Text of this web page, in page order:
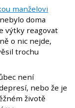
manželovi
doma
výtky reagovat
o nic nejde,
trochu
není
nebo že je
životě